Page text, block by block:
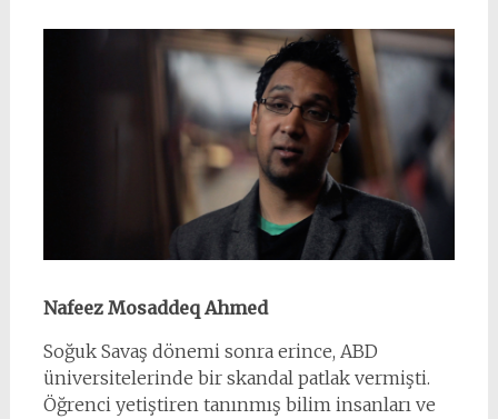
Nafeez Mosaddeq Ahmed
Soğuk Savaş dönemi sonra erince, ABD
üniversitelerinde bir skandal patlak vermişti.
Öğrenci yetiştiren tanınmış bilim insanları ve